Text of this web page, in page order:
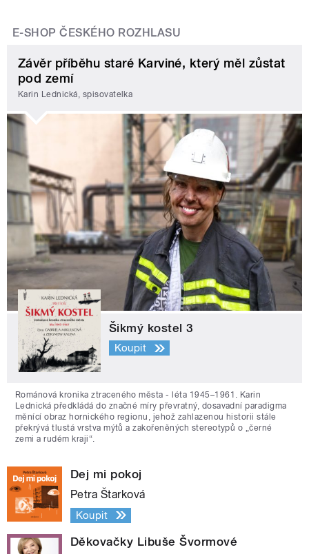
E-SHOP ČESKÉHO ROZHLASU
Závěr příběhu staré Karviné, který měl zůstat
pod zemí
Karin Lednická, spisovatelka
Šikmý kostel 3
Koupit
Románová kronika ztraceného města - léta 1945–1961. Karin
Lednická předkládá do značné míry převratný, dosavadní paradigma
měnící obraz hornického regionu, jehož zahlazenou historii stále
překrývá tlustá vrstva mýtů a zakořeněných stereotypů o „černé
zemi a rudém kraji“.
Dej mi pokoj
Petra Štarková
Koupit
Děkovačky Libuše Švormové